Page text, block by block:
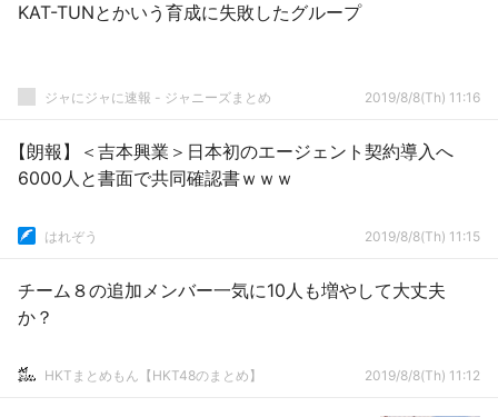
KAT-TUNとかいう育成に失敗したグループ
ジャにジャに速報 - ジャニーズまとめ 2019/8/8(Th) 11:16
【朗報】＜吉本興業＞日本初のエージェント契約導入へ
6000人と書面で共同確認書ｗｗｗ
はれぞう 2019/8/8(Th) 11:15
チーム８の追加メンバー一気に10人も増やして大丈夫
か？
HKTまとめもん【HKT48のまとめ】 2019/8/8(Th) 11:12